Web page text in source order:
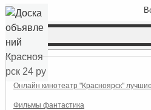
Онлайн кинотеатр "Красноярск"
Фильмы фантастика